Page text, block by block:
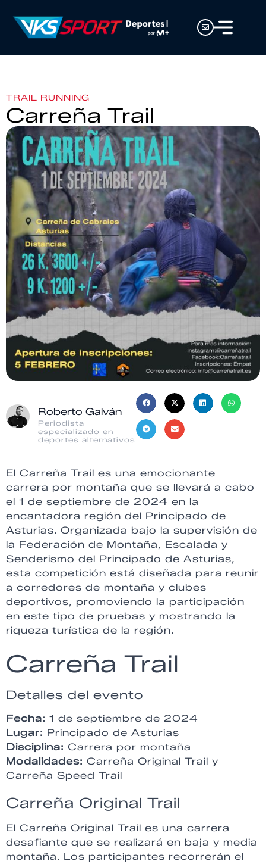
TRAIL RUNNING
Carreña Trail
Roberto Galván
Periodista
especializado en
deportes alternativos
El Carreña Trail es una emocionante
carrera por montaña que se llevará a cabo
el 1 de septiembre de 2024 en la
encantadora región del Principado de
Asturias. Organizada bajo la supervisión de
la Federación de Montaña, Escalada y
Senderismo del Principado de Asturias,
esta competición está diseñada para reunir
a corredores de montaña y clubes
deportivos, promoviendo la participación
en este tipo de pruebas y mostrando la
riqueza turística de la región.
Carreña Trail
Detalles del evento
Fecha: 1 de septiembre de 2024
Lugar: Principado de Asturias
Disciplina: Carrera por montaña
Modalidades: Carreña Original Trail y
Carreña Speed Trail
Carreña Original Trail
El Carreña Original Trail es una carrera
desafiante que se realizará en baja y media
montaña. Los participantes recorrerán el